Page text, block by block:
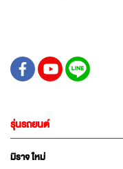
รุ่นรถยนต์
มิราจ ใหม่